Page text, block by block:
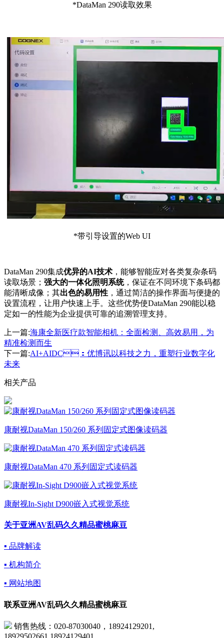
*DataMan 290读取效果
*带引导设置的Web UI
DataMan 290集成优异的AI技术 ，能够智能应对各类复杂条码
读取场景； 强大的一体化照明系统，保证在不同环境下条码都
能清晰成像；其出色的易用性 ，通过简洁的操作界面与便捷的
设置流程，让用户快速上手。这些优势使DataMan 290能以稳
定如一的性能为企业提供可靠的追溯管理支持。
上一篇:海康全新医疗款智能相机：全面检测、高效易用，为
精准检测而生
下一篇:AI+AIDC：优博讯以科技之力，重塑行业数字化
未来
相关产品
康耐视DataMan 150/260 系列固定式图像读码器
康耐视DataMan 470 系列固定式读码器
康耐视In-Sight D900嵌入式视觉系统
关于亚洲AV乱码久久精品蜜桃麻豆
▪ 品牌解读
▪ 机构简介
▪ 网站地图
联系亚洲AV乱码久久精品蜜桃麻豆
销售热线：020-87030040，18924129201,
18929502661,18924129401